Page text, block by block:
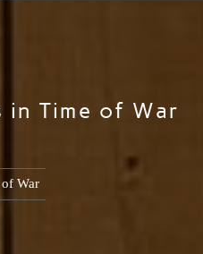
in Time of War
War